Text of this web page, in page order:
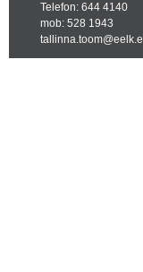
Telefon: 644 4140
mob: 528 1943